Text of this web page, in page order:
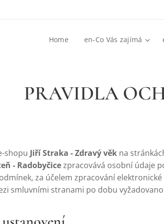
Home en-Co Vás zajímá
PRAVIDLA
shopu Jiří Straka - Zdravý věk na
- Radobyčicezpracovává osobní údaje
za účelem zpracování
smluvními stranami po dobu